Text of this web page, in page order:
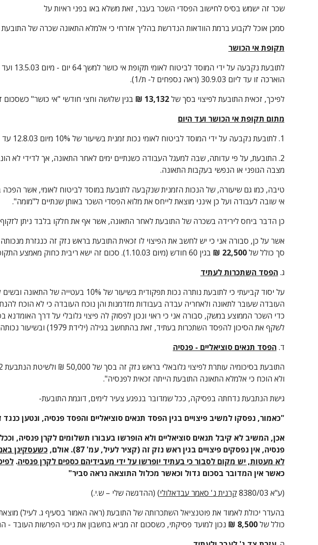
שכר זה ישמש בסיס לחישוב הפסדי השכר בעבר, זאת משלא באו בפני ראיות על
סמכן אוכל לקבוע ברמת הוודאות הנדרשת בהליך אזרחי כי אלמלא התאונה שכרה של
תקופת אי הכושר
הוארכה זו עד ליום 30.9.03 (ראה נספחים ל- ת/1).
לפיכך, זכאית התובעת לפיצוי בסך של 13,132 ₪
בגין שלושה וחצי חודשי "אי כושר"
מתום תקופת אי הכושר ועד היום
1. לתובעת נקבעה על ידי המוסד לביטוח לאומי נכות זמנית בשיעור של 10% מיום 12.8.03 עד ליום 31.7.06, אשר הפכה לצמיתה (ראה נ/1).
מצבה הגופני או הנפשי בעקבות התאונה.
אי שובה לעבודה ועל כן אינני מוצאת לייחס את מלוא הפסדי השכר באותן שנתיים ל"מומה".
כן הדבר ביחס לירידה בשכרה של התובעת לאחר התאונה, אשר אף את חלקו בלבד ניתן
סך כולל של 22,500 ₪
בגין 60 חודש (מיום 1.10.03). סכום זה ישא ריבית כחוק מאמצע התקופה.
ג. הפסד השתכרות לעתיד
כדי השכר הממוצע במשק, סבורה אני כי ראוי ונכון לפסוק לה פיצוי גלובלי על דרך
לשקף את הסיכון להפסד השתכרות בעתיד, זאת בהתחשב בגילה (ילידת 1979) ובשיעור נכותה התפקודית.
ד. הפסד תנאים סוציאליים - פנסיה
ולא הוכח כי אלמלא התאונה התובעת הייתה זכאית לפנסיה".
גישת הנתבעת נדחתה בפסיקה, ככל שמדובר בנפגע צעיר לימים, דוגמת התובעת-
"כאמור, נפסקו למשיב פיצויים בגין הפסד תנאים סוציאליים והפסד פנסיה, ונטען כנגד
פנסיה, אין נפסקים פיצויים בגין ראש נזק זה (קציר לעיל, עמ' 87). אולם,
לא מעטות, יש מקום לסבור כי בעתיד יופרשו על ידי מעבידיהם כספים לקרן פנסיה.
כאשר אין המדובר בסכום גדול וכאשר מכלול התוצאה נראה סביר"
(ע"א 8380/03
קרנית נ' סאמר עבדאלולי) (ההדגשה שלי – ש.י.)
כולל של 8,500 ₪
נכון למועד פסיקתי, כשסכום זה מביא בחשבון את ניכוי הפרשות העובד